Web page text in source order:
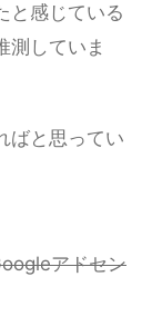
と感じている
測していま
ばと思ってい
アドセン